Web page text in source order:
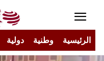
الرئيسية وطنية دولية